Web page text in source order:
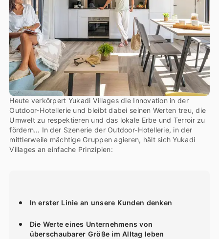
Heute verkörpert Yukadi Villages die Innovation in der
Outdoor-Hotellerie und bleibt dabei seinen Werten treu, die
Umwelt zu respektieren und das lokale Erbe und Terroir zu
fördern… In der Szenerie der Outdoor-Hotellerie, in der
mittlerweile mächtige Gruppen agieren, hält sich Yukadi
Villages an einfache Prinzipien:
In erster Linie an unsere Kunden denken
Die Werte eines Unternehmens von
überschaubarer Größe im Alltag leben